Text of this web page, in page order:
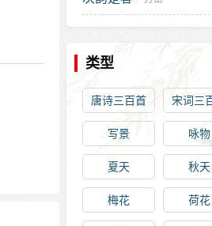
类型
唐诗三百首 宋词三
写景 咏物
夏天 秋天
梅花 荷花